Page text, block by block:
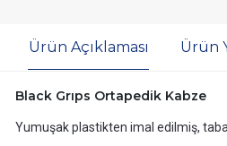
Ürün Açıklaması Ürün
Black Grıps Ortapedik Kabze
Yumuşak plastikten imal edilmiş,